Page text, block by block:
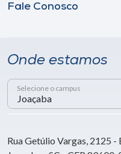
Fale Conosco
Onde estamos
Selecione o campus
Rua Getúlio Vargas, 2125